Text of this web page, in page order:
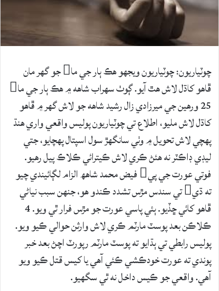
چوٽياريون: چوٽياريون ويجهو هڪ ٻار جي ما جو گهر مان
ڦاھو کاڌل لاش ھٿ آيو. ڳوٺ سھراب شاھه ۾ هڪ ٻار جي ما
25 ورهين جي ميرزادي زال رشيد شاھه جو لاش گهر ۾ ڦاهو
کاڌل لاش مليو، اطلاع تي چوٽياريون پوليس واقعي واري هنڌ
پهچي لاش تحويل ۾ وٺي سانگهڙ سول اسپتال پهچايو، جتي
ليڊي ڊاڪٽر نه هئڻ ڪري لاش ڪيترائي ڪلاڪ پيل رهيو.
فوتي عورت جي پي فيض محمد شاهھ الزام لڳائيندي چيو
ته ڌي تي سندس مڙس تشدد ڪندو هو، جنهن سبب نياڻي
ڦاھو کائي ڇڏيو. ٻئي پاسي عورت جو مڙس فرار ٿي ويو. 4
ڪلاڪن بعد پوسٽ مارٽم ڪري لاش وارثن حوالي ڪيو ويو.
پوليس رابطي تي ٻڌايو ته پوسٽ مارٽم رپورٽ اچڻ بعد خبر
پوندي ته عورت خودڪشي ڪئي آھي يا کيس قتل ڪيو ويو
آھي. واقعي جو ڪيس داخل نه ٿي سگهيو.